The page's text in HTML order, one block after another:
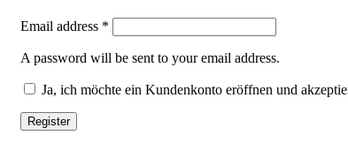
Email address *
A password will be sent to your email address.
Ja, ich möchte ein Kundenkonto eröffnen und
Register